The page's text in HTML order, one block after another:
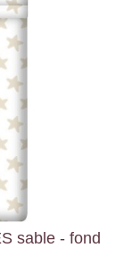
sable - fond